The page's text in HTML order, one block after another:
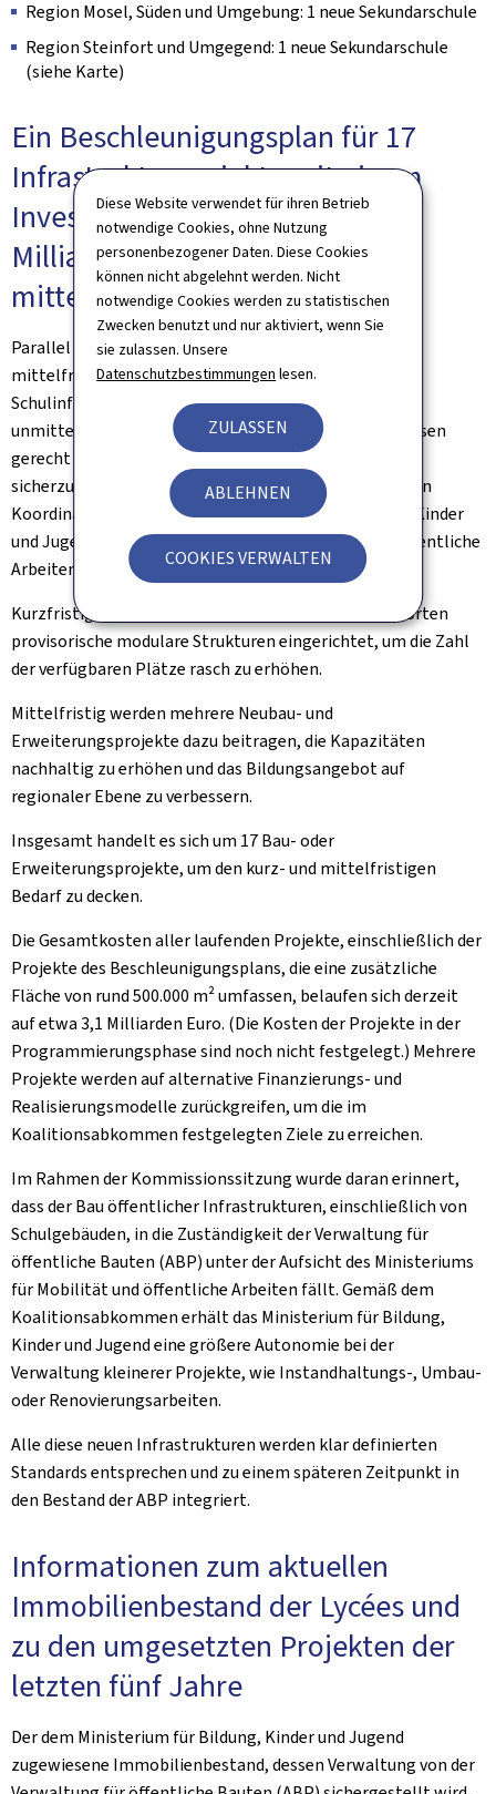
Diese Website verwendet für ihren Betrieb
notwendige Cookies, ohne Nutzung
personenbezogener Daten. Diese Cookies
können nicht abgelehnt werden. Nicht
notwendige Cookies werden zu statistischen
Zwecken benutzt und nur aktiviert, wenn Sie
sie zulassen. Unsere
Datenschutzbestimmungen lesen.
ZULASSEN
ABLEHNEN
COOKIES VERWALTEN
Region Mosel, Süden und Umgebung: 1 neue Sekundarschule
Region Steinfort und Umgegend: 1 neue Sekundarschule
(siehe Karte)
Ein Beschleunigungsplan für 17
Infrastrukturprojekte mit einem
Investitionsvolumen von 1,9
Milliarden Euro (kurz- und
mittelfristig)
Parallel zu dieser langfristigen Planung sind kurz- und
mittelfristige Investitionen in eine Reihe von
Schulinfrastrukturprojekten vorgesehen, um dem
unmittelbaren Kapazitätsbedarf im Sekundarschulwesen
gerecht zu werden. Um eine wirksame Umsetzung
sicherzustellen, beruhen diese Projekte auf einer engen
Koordination zwischen dem Ministerium für Bildung, Kinder
und Jugend und dem Ministerium für Mobilität und öffentliche
Arbeiten.
Kurzfristig werden an mehreren bestehenden Standorten
provisorische modulare Strukturen eingerichtet, um die Zahl
der verfügbaren Plätze rasch zu erhöhen.
Mittelfristig werden mehrere Neubau- und
Erweiterungsprojekte dazu beitragen, die Kapazitäten
nachhaltig zu erhöhen und das Bildungsangebot auf
regionaler Ebene zu verbessern.
Insgesamt handelt es sich um 17 Bau- oder
Erweiterungsprojekte, um den kurz- und mittelfristigen
Bedarf zu decken.
Die Gesamtkosten aller laufenden Projekte, einschließlich der
Projekte des Beschleunigungsplans, die eine zusätzliche
Fläche von rund 500.000 m² umfassen, belaufen sich derzeit
auf etwa 3,1 Milliarden Euro. (Die Kosten der Projekte in der
Programmierungsphase sind noch nicht festgelegt.) Mehrere
Projekte werden auf alternative Finanzierungs- und
Realisierungsmodelle zurückgreifen, um die im
Koalitionsabkommen festgelegten Ziele zu erreichen.
Im Rahmen der Kommissionssitzung wurde daran erinnert,
dass der Bau öffentlicher Infrastrukturen, einschließlich von
Schulgebäuden, in die Zuständigkeit der Verwaltung für
öffentliche Bauten (ABP) unter der Aufsicht des Ministeriums
für Mobilität und öffentliche Arbeiten fällt. Gemäß dem
Koalitionsabkommen erhält das Ministerium für Bildung,
Kinder und Jugend eine größere Autonomie bei der
Verwaltung kleinerer Projekte, wie Instandhaltungs-, Umbau-
oder Renovierungsarbeiten.
Alle diese neuen Infrastrukturen werden klar definierten
Standards entsprechen und zu einem späteren Zeitpunkt in
den Bestand der ABP integriert.
Informationen zum aktuellen
Immobilienbestand der Lycées und
zu den umgesetzten Projekten der
letzten fünf Jahre
Der dem Ministerium für Bildung, Kinder und Jugend
zugewiesene Immobilienbestand, dessen Verwaltung von der